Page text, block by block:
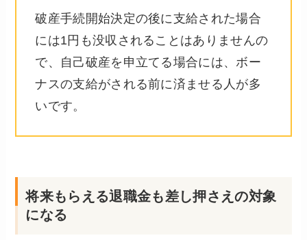
破産手続開始決定の後に支給された場合
には1円も没収されることはありませんの
で、自己破産を申立てる場合には、ボー
ナスの支給がされる前に済ませる人が多
いです。
将来もらえる退職金も差し押さえの対象
になる